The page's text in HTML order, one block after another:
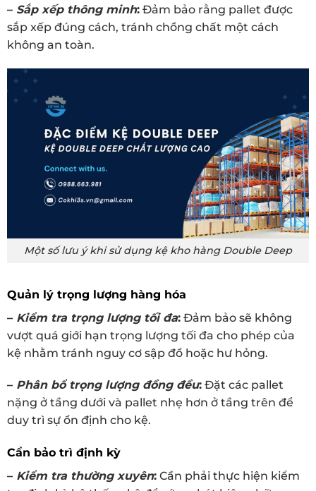
– Sắp xếp thông minh: Đảm bảo rằng pallet được
sắp xếp đúng cách, tránh chồng chất một cách
không an toàn.
Một số lưu ý khi sử dụng kệ kho hàng Double Deep
Quản lý trọng lượng hàng hóa
– Kiểm tra trọng lượng tối đa: Đảm bảo sẽ không
vượt quá giới hạn trọng lượng tối đa cho phép của
kệ nhằm tránh nguy cơ sập đổ hoặc hư hỏng.
– Phân bổ trọng lượng đồng đều: Đặt các pallet
nặng ở tầng dưới và pallet nhẹ hơn ở tầng trên để
duy trì sự ổn định cho kệ.
Cần bảo trì định kỳ
– Kiểm tra thường xuyên: Cần phải thực hiện kiểm